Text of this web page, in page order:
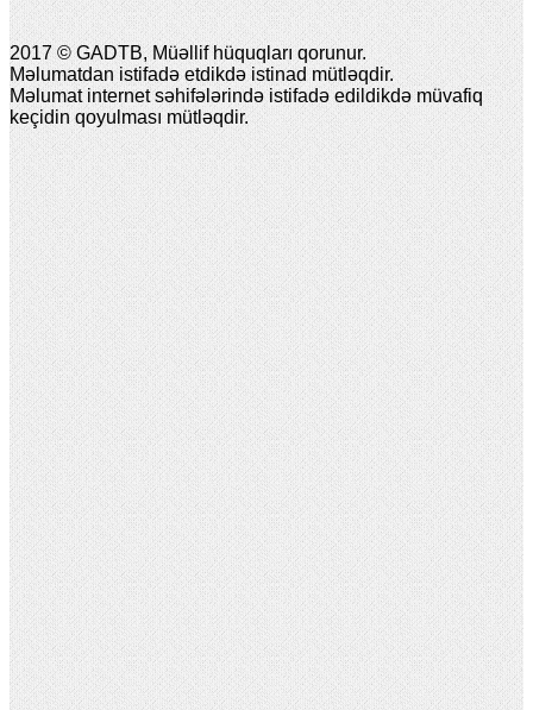
2017 © GADTB, Müəllif hüquqları qorunur.
Məlumatdan istifadə etdikdə istinad mütləqdir.
Məlumat internet səhifələrində istifadə edildikdə müvafiq
keçidin qoyulması mütləqdir.